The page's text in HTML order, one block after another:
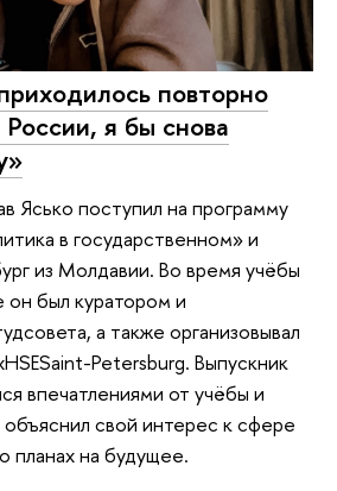
повторно
России, я бы снова
Ясько поступил на программу
в государственном» и
из Молдавии. Во время учёбы
был куратором и
а также организовывал
Petersburg. Выпускник
впечатлениями от учёбы и
свой интерес к сфере
планах на будущее.